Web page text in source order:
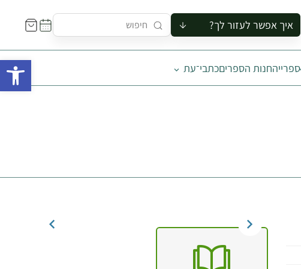
איך אפשר לעזור לך?
להזמין סיור לקבוצה
להירשם לסיור
להירשם לקורס
ספרייהחנות הספריםכתבי־עת